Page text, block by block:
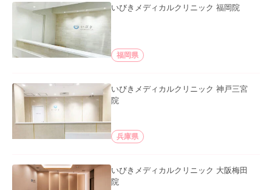
いびきメディカルクリニック 福岡院
福岡県
いびきメディカルクリニック 神戸三宮
院
兵庫県
いびきメディカルクリニック 大阪梅田
院